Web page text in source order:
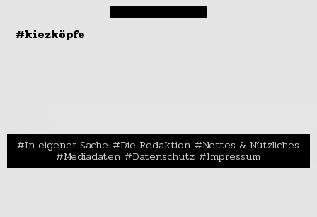
#kiezköpfe
In eigener Sache Die Redaktion Nettes & Nützliches
Mediadaten Datenschutz Impressum